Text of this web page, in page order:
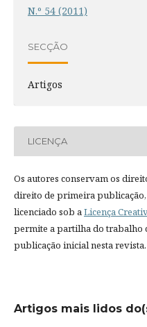
N.º 54 (2011)
SECÇÃO
Artigos
LICENÇA
Os autores conservam os
direito de primeira
licenciado sob aLicença
permite a partilha do trabalho
publicação inicial nesta revista.
Artigos mais lidos